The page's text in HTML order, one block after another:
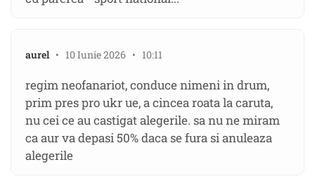
aurel• 10 Iunie 2026 • 10:11
regim neofanariot, conduce nimeni in drum,
prim pres pro ukr ue, a cincea roata la caruta,
nu cei ce au castigat alegerile. sa nu ne miram
ca aur va depasi 50% daca se fura si anuleaza
alegerile